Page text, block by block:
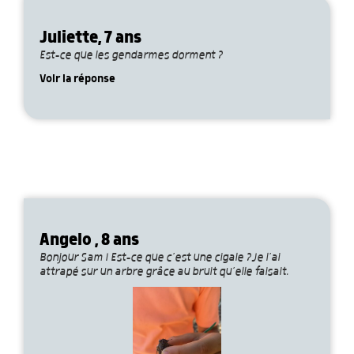
Juliette, 7 ans
Est-ce que les gendarmes dorment ?
Voir la réponse
Angelo , 8 ans
Bonjour Sam ! Est-ce que c’est une cigale ?Je l’ai
attrapé sur un arbre grâce au bruit qu’elle faisait.